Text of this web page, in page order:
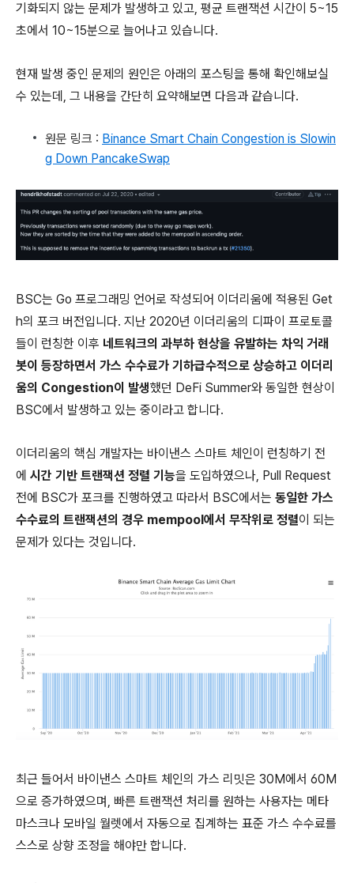
기화되지 않는 문제가 발생하고 있고, 평균 트랜잭션 시간이 5~15
초에서 10~15분으로 늘어나고 있습니다.
현재 발생 중인 문제의 원인은 아래의 포스팅을 통해 확인해보실
수 있는데, 그 내용을 간단히 요약해보면 다음과 같습니다.
원문 링크 : Binance Smart Chain Congestion is Slowin
g Down PancakeSwap
BSC는 Go 프로그래밍 언어로 작성되어 이더리움에 적용된 Get
h의 포크 버전입니다. 지난 2020년 이더리움의 디파이 프로토콜
들이 런칭한 이후 네트워크의 과부하 현상을 유발하는 차익 거래
봇이 등장하면서 가스 수수료가 기하급수적으로 상승하고 이더리
움의 Congestion이 발생했던 DeFi Summer와 동일한 현상이
BSC에서 발생하고 있는 중이라고 합니다.
이더리움의 핵심 개발자는 바이낸스 스마트 체인이 런칭하기 전
에 시간 기반 트랜잭션 정렬 기능을 도입하였으나, Pull Request
전에 BSC가 포크를 진행하였고 따라서 BSC에서는 동일한 가스
수수료의 트랜잭션의 경우 mempool에서 무작위로 정렬이 되는
문제가 있다는 것입니다.
최근 들어서 바이낸스 스마트 체인의 가스 리밋은 30M에서 60M
으로 증가하였으며, 빠른 트랜잭션 처리를 원하는 사용자는 메타
마스크나 모바일 월렛에서 자동으로 집계하는 표준 가스 수수료를
스스로 상향 조정을 해야만 합니다.